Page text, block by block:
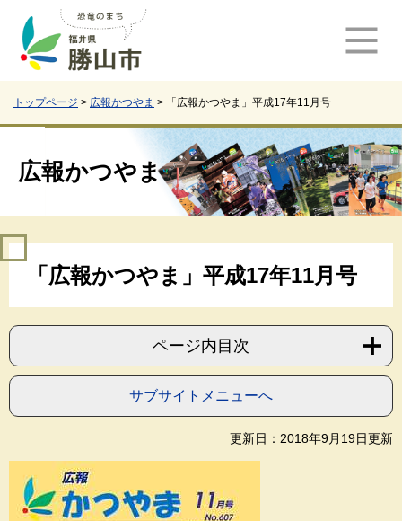
で
ば
へ
トップページ > 広報かつやま > 「広報かつやま」平成17年11月号
広報かつやま
「広報かつやま」平成17年11月号
ページ内目次
サブサイトメニューへ
更新日：2018年9月19日更新